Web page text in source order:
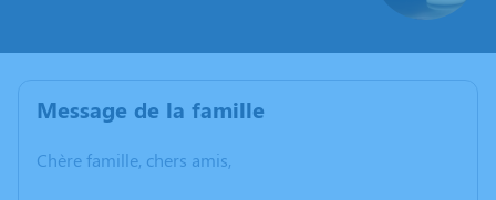
Message de la famille
Chère famille, chers amis,